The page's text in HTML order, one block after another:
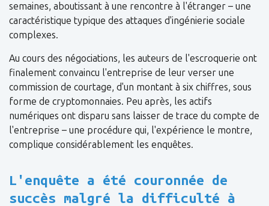
semaines, aboutissant à une rencontre à l'étranger – une
caractéristique typique des attaques d'ingénierie sociale
complexes.
Au cours des négociations, les auteurs de l'escroquerie ont
finalement convaincu l'entreprise de leur verser une
commission de courtage, d'un montant à six chiffres, sous
forme de cryptomonnaies. Peu après, les actifs
numériques ont disparu sans laisser de trace du compte de
l'entreprise – une procédure qui, l'expérience le montre,
complique considérablement les enquêtes.
L'enquête a été couronnée de
succès malgré la difficulté à